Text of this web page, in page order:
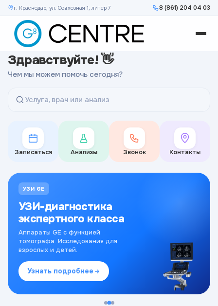
г. Краснодар, ул. Совхозная 1, литер 7 8 (861) 204 04 03
Здравствуйте! 👋
Чем мы можем помочь сегодня?
Услуга, врач или анализ
Записаться Анализы Звонок Контакты
УЗИ GE
УЗИ-диагностика
экспертного класса
Аппараты GE с функцией
томографа. Исследования для
взрослых и детей.
Узнать подробнее